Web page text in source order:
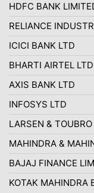
HDFC BANK
RELIANCE
ICICI BANK LTD
BHARTI AIRTEL LTD
AXIS BANK LTD
INFOSYS LTD
LARSEN &
MAHINDRA &
BAJAJ FINANCE
KOTAK MAHINDRA